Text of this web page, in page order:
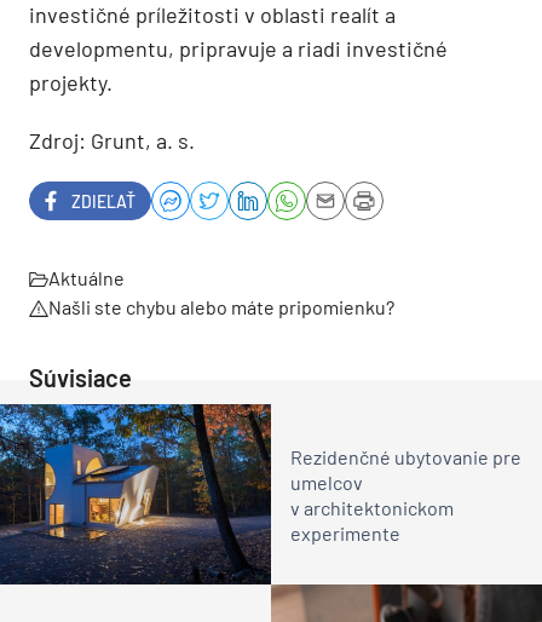
investičné príležitosti v oblasti realít a
developmentu, pripravuje a riadi investičné
projekty.
Zdroj: Grunt, a. s.
ZDIEĽAŤ
Aktuálne
Našli ste chybu alebo máte pripomienku?
Súvisiace
Rezidenčné ubytovanie pre
umelcov
v architektonickom
experimente